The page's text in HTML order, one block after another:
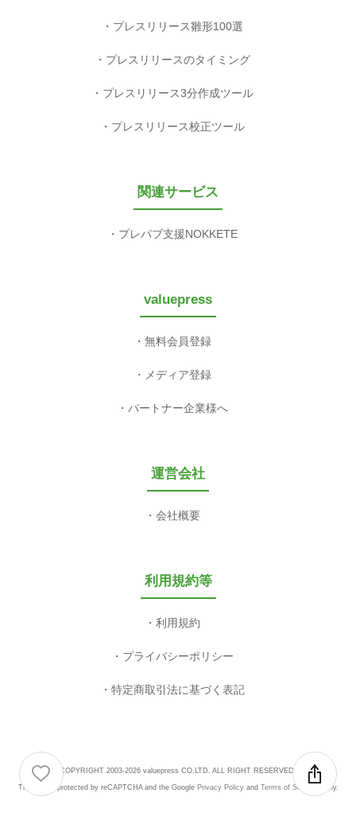
プレスリリース雛形100選
プレスリリースのタイミング
プレスリリース3分作成ツール
プレスリリース校正ツール
関連サービス
プレパブ支援NOKKETE
valuepress
無料会員登録
メディア登録
パートナー企業様へ
運営会社
会社概要
利用規約等
利用規約
プライバシーポリシー
特定商取引法に基づく表記
COPYRIGHT 2003-2026 valuepress CO,LTD. ALL RIGHT RESERVED.
This site is protected by reCAPTCHA and the Google Privacy Policyand Terms of Service apply.